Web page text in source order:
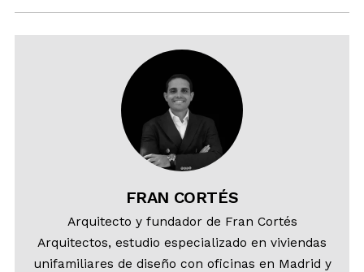
FRAN CORTÉS
Arquitecto y fundador de Fran Cortés
Arquitectos, estudio especializado en viviendas
unifamiliares de diseño con oficinas en Madrid y